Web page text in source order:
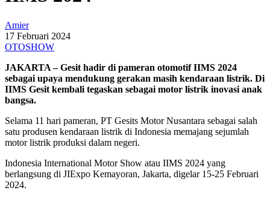
Amier
17 Februari 2024
OTOSHOW
JAKARTA – Gesit hadir di pameran otomotif IIMS 2024
sebagai upaya mendukung gerakan masih kendaraan listrik. Di
IIMS Gesit kembali tegaskan sebagai motor listrik inovasi anak
bangsa.
Selama 11 hari pameran, PT Gesits Motor Nusantara sebagai salah
satu produsen kendaraan listrik di Indonesia memajang sejumlah
motor listrik produksi dalam negeri.
Indonesia International Motor Show atau IIMS 2024 yang
berlangsung di JIExpo Kemayoran, Jakarta, digelar 15-25 Februari
2024.